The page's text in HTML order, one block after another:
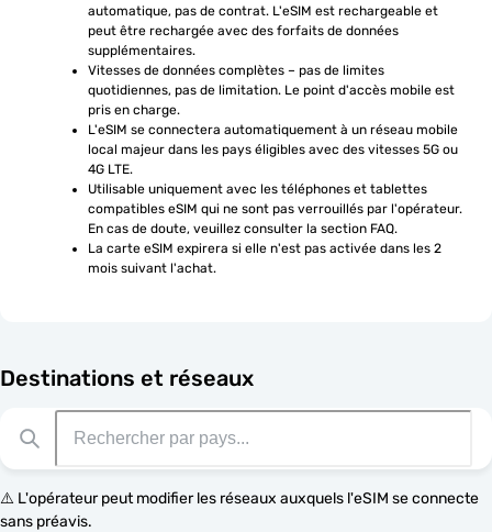
automatique, pas de contrat. L'eSIM est rechargeable et
peut être rechargée avec des forfaits de données
supplémentaires.
Vitesses de données complètes – pas de limites
quotidiennes, pas de limitation. Le point d'accès mobile est
pris en charge.
L'eSIM se connectera automatiquement à un réseau mobile
local majeur dans les pays éligibles avec des vitesses 5G ou
4G LTE.
Utilisable uniquement avec les téléphones et tablettes
compatibles eSIM qui ne sont pas verrouillés par l'opérateur.
En cas de doute, veuillez consulter la section FAQ.
La carte eSIM expirera si elle n'est pas activée dans les 2
mois suivant l'achat.
Destinations et réseaux
⚠️ L'opérateur peut modifier les réseaux auxquels l'eSIM se connecte
sans préavis.